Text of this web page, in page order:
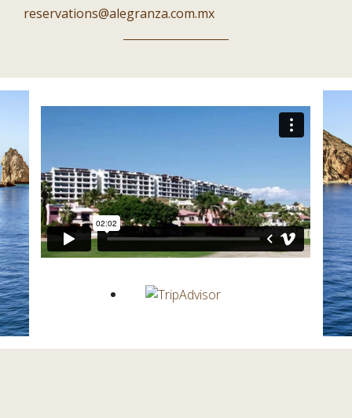
reservations@alegranza.com.mx